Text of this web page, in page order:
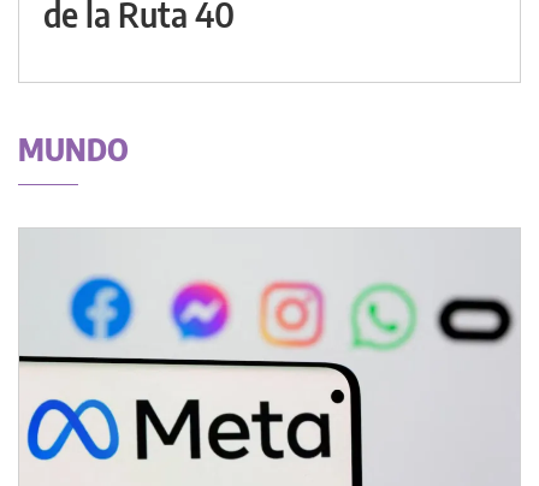
de la Ruta 40
MUNDO